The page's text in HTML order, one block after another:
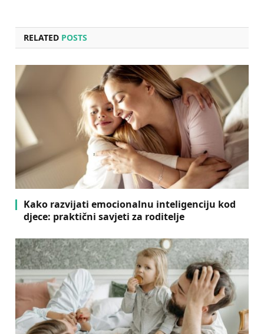
RELATED POSTS
Kako razvijati emocionalnu inteligenciju kod
djece: praktični savjeti za roditelje